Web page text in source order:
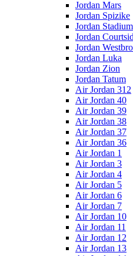
Jordan Mars
Jordan Spizike
Jordan Stadium
Jordan
Jordan
Jordan Luka
Jordan Zion
Jordan Tatum
Air Jordan 312
Air Jordan 40
Air Jordan 39
Air Jordan 38
Air Jordan 37
Air Jordan 36
Air Jordan 1
Air Jordan 3
Air Jordan 4
Air Jordan 5
Air Jordan 6
Air Jordan 7
Air Jordan 10
Air Jordan 11
Air Jordan 12
Air Jordan 13